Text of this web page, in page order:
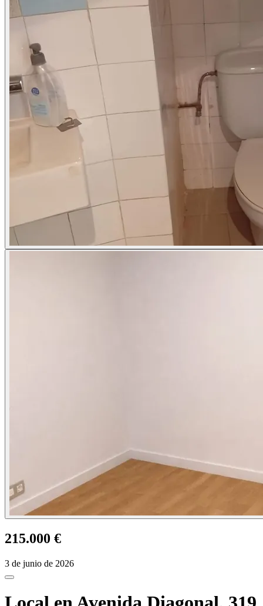
215.000 €
3 de junio de 2026